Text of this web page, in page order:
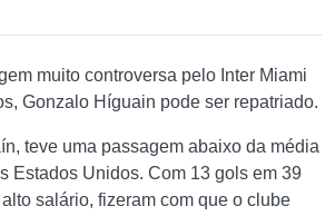
muito controversa pelo Inter Miami
Gonzalo Híguain pode ser repatriado.
teve uma passagem abaixo da média
Estados Unidos. Com 13 gols em 39
salário, fizeram com que o clube